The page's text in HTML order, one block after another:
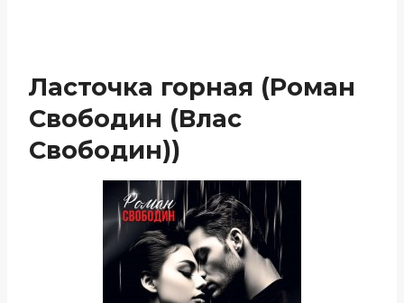
Ласточка горная (Роман
Свободин (Влас
Свободин))